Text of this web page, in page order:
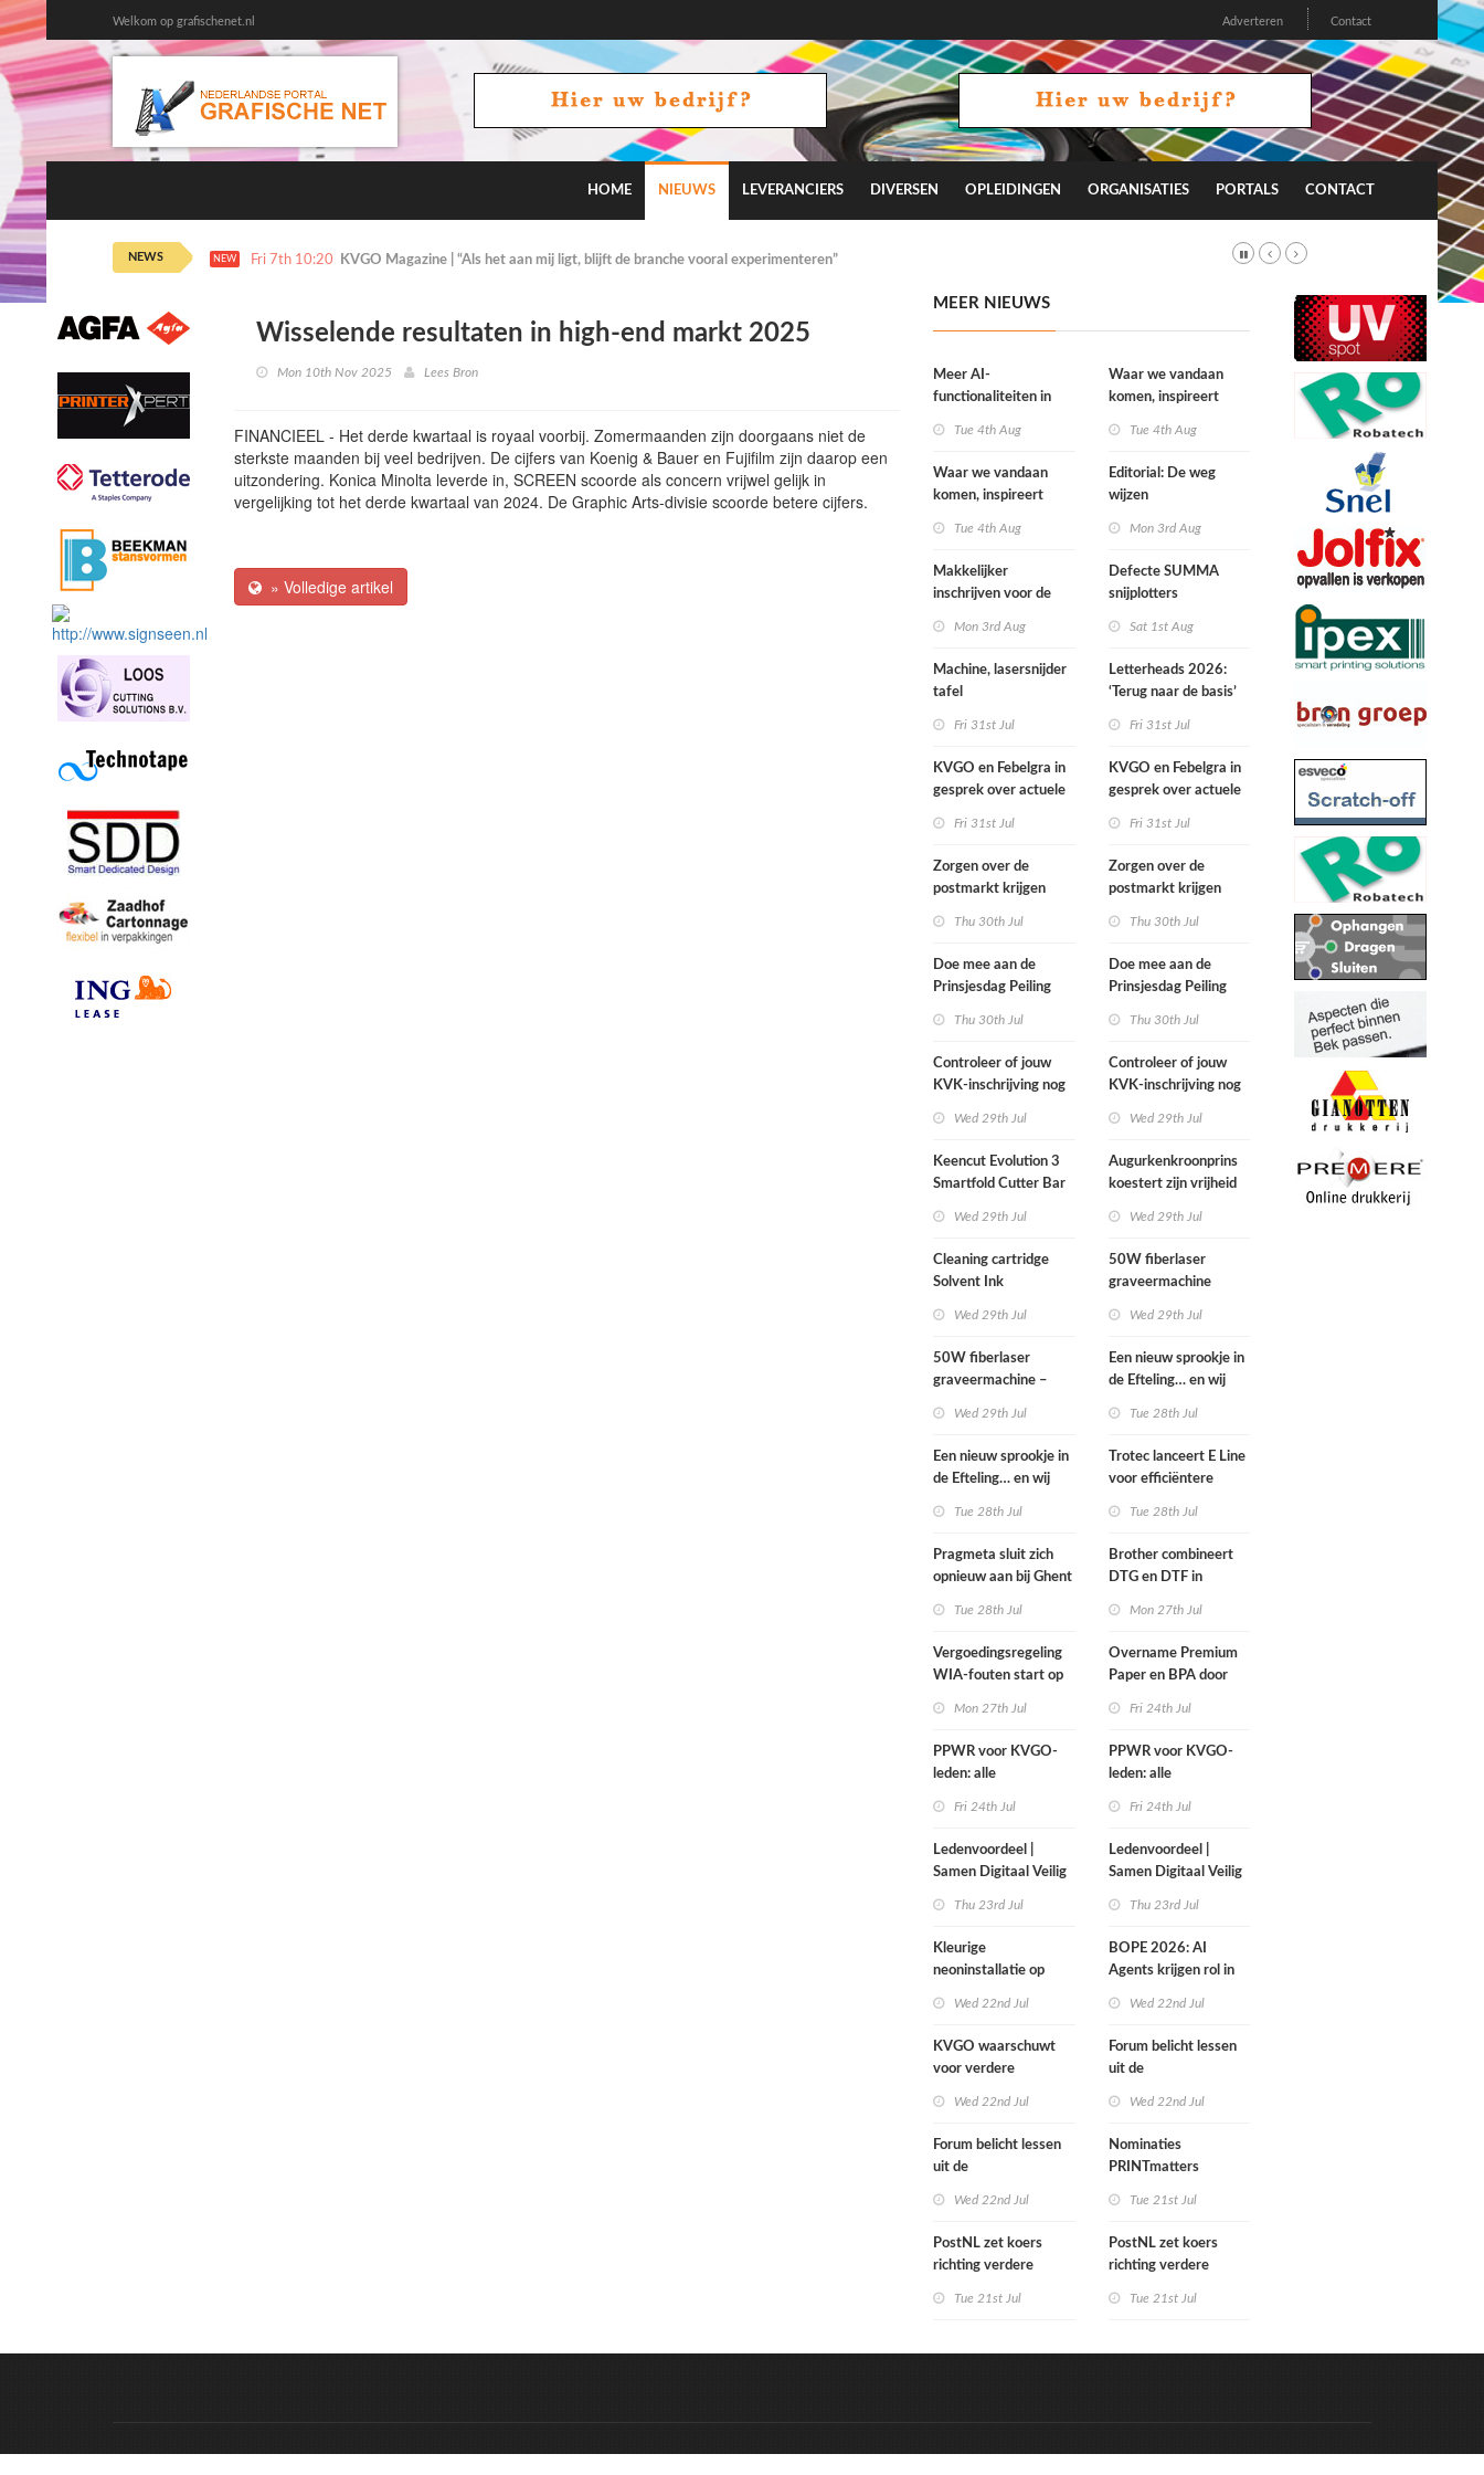
Welkom op grafischenet.nl Adverteren Contact
HOME NIEUWS LEVERANCIERS DIVERSEN OPLEIDINGEN ORGANISATIES PORTALS CONTACT
NEWS NEW Fri 7th 10:20 KVGO Magazine | “Als het aan mij ligt, blijft de branche vooral experimenteren”
Wisselende resultaten in high-end markt 2025
Mon 10th Nov 2025 Lees Bron
FINANCIEEL - Het derde kwartaal is royaal voorbij. Zomermaanden zijn doorgaans niet de
sterkste maanden bij veel bedrijven. De cijfers van Koenig & Bauer en Fujifilm zijn daarop een
uitzondering. Konica Minolta leverde in, SCREEN scoorde als concern vrijwel gelijk in
vergelijking tot het derde kwartaal van 2024. De Graphic Arts-divisie scoorde betere cijfers.
» Volledige artikel
MEER NIEUWS
Meer AI-
functionaliteiten in
Tue 4th Aug
Waar we vandaan
komen, inspireert
Tue 4th Aug
Makkelijker
inschrijven voor de
Mon 3rd Aug
Machine, lasersnijder
tafel
Fri 31st Jul
KVGO en Febelgra in
gesprek over actuele
Fri 31st Jul
Zorgen over de
postmarkt krijgen
Thu 30th Jul
Doe mee aan de
Prinsjesdag Peiling
Thu 30th Jul
Controleer of jouw
KVK-inschrijving nog
Wed 29th Jul
Keencut Evolution 3
Smartfold Cutter Bar
Wed 29th Jul
Cleaning cartridge
Solvent Ink
Wed 29th Jul
50W fiberlaser
graveermachine –
Wed 29th Jul
Een nieuw sprookje in
de Efteling… en wij
Tue 28th Jul
Pragmeta sluit zich
opnieuw aan bij Ghent
Tue 28th Jul
Vergoedingsregeling
WIA-fouten start op
Mon 27th Jul
PPWR voor KVGO-
leden: alle
webinar overzichtelijk
op één plek
Fri 24th Jul
Ledenvoordeel |
Samen Digitaal Veilig
Thu 23rd Jul
Kleurige
neoninstallatie op
Wed 22nd Jul
KVGO waarschuwt
voor verdere
Wed 22nd Jul
Forum belicht lessen
uit de
Wed 22nd Jul
PostNL zet koers
richting verdere
de rekening
Tue 21st Jul
Waar we vandaan
komen, inspireert
Tue 4th Aug
Editorial: De weg
wijzen
Mon 3rd Aug
Defecte SUMMA
snijplotters
Sat 1st Aug
Letterheads 2026:
‘Terug naar de basis’
Fri 31st Jul
KVGO en Febelgra in
gesprek over actuele
Fri 31st Jul
Zorgen over de
postmarkt krijgen
Thu 30th Jul
Doe mee aan de
Prinsjesdag Peiling
Thu 30th Jul
Controleer of jouw
KVK-inschrijving nog
Wed 29th Jul
Augurkenkroonprins
koestert zijn vrijheid
Wed 29th Jul
50W fiberlaser
graveermachine
Wed 29th Jul
Een nieuw sprookje in
de Efteling… en wij
Tue 28th Jul
Trotec lanceert E Line
voor efficiëntere
Tue 28th Jul
Brother combineert
DTG en DTF in
Mon 27th Jul
Overname Premium
Paper en BPA door
Fri 24th Jul
PPWR voor KVGO-
leden: alle
webinar overzichtelijk
op één plek
Fri 24th Jul
Ledenvoordeel |
Samen Digitaal Veilig
Thu 23rd Jul
BOPE 2026: AI
Agents krijgen rol in
Wed 22nd Jul
Forum belicht lessen
uit de
Wed 22nd Jul
Nominaties
PRINTmatters
Tue 21st Jul
PostNL zet koers
richting verdere
de rekening
Tue 21st Jul